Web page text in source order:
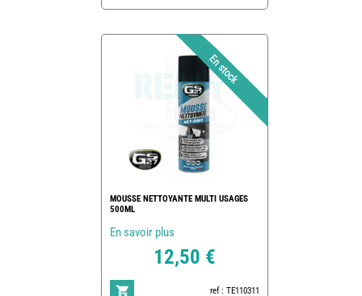
MOUSSE NETTOYANTE MULTI USAGES
500ML
En savoir plus
12,50 €
ref : TE110311